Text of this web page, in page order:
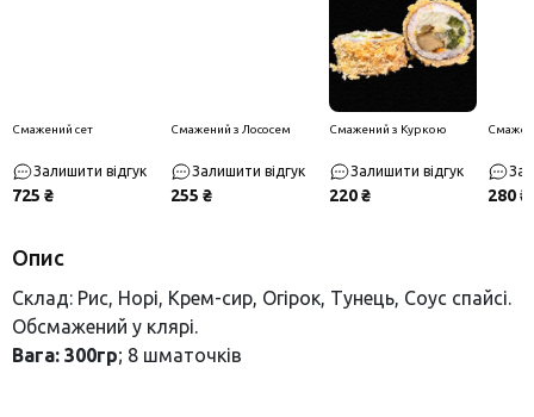
Смажений сет
Залишити відгук
725 ₴
Смажений з Лососем
Залишити відгук
255 ₴
Смажений з Куркою
Залишити відгук
220 ₴ 280 ₴
Опис
Склад: Рис, Норі, Крем-сир, Огірок, Тунець, Соус спайсі.
Обсмажений у клярі.
Вага: 300гр; 8 шматочків